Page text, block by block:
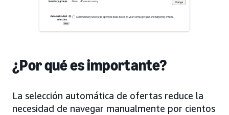
¿Por qué es importante?
La selección automática de ofertas reduce la
necesidad de navegar manualmente por cientos